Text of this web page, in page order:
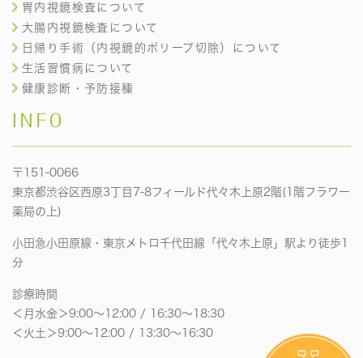
胃内視鏡検査について
大腸内視鏡検査について
日帰り手術（内視鏡的ポリープ切除）について
生活習慣病について
健康診断・予防接種
INFO
〒151-0066
東京都渋谷区西原3丁目7-8フィールド代々木上原2階(1階フラワー
薬局の上)
小田急小田原線・東京メトロ千代田線「代々木上原」駅より徒歩1
分
診療時間
＜月水金＞9:00〜12:00 / 16:30〜18:30
＜火土＞9:00〜12:00 / 13:30〜16:30